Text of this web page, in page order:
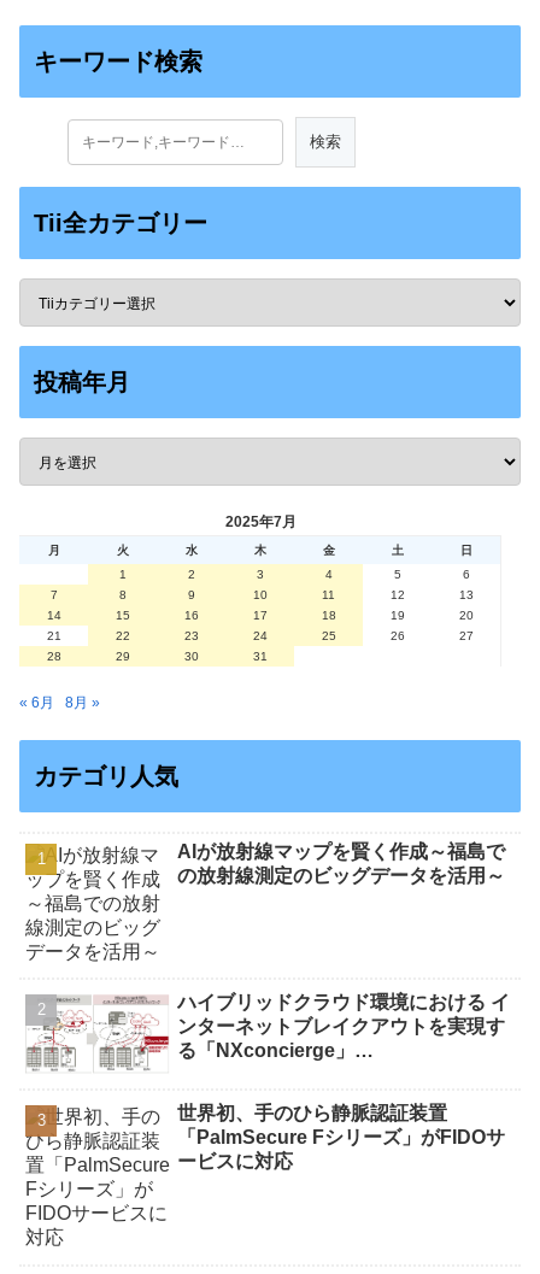
キーワード検索
Tii全カテゴリー
投稿年月
2025年7月
月 火 水 木 金 土
日
1
2 3 4 5
6
7
8 9 10 11 12
13
14
15 16 17 18 19
20
21
22 23 24 25 26
27
28
29 30 31
« 6月 8月 »
カテゴリ人気
AIが放射線マップを賢く作成～福島で
の放射線測定のビッグデータを活用～
ハイブリッドクラウド環境における イ
ンターネットブレイクアウトを実現す
る「NXconcierge」…
世界初、手のひら静脈認証装置
「PalmSecure Fシリーズ」がFIDOサ
ービスに対応